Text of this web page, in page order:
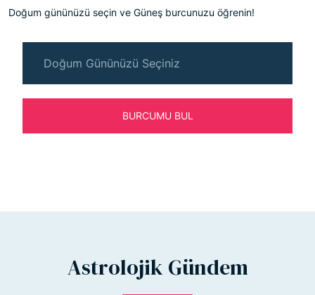
Doğum gününüzü seçin ve Güneş burcunuzu öğrenin!
BURCUMU BUL
Astrolojik Gündem